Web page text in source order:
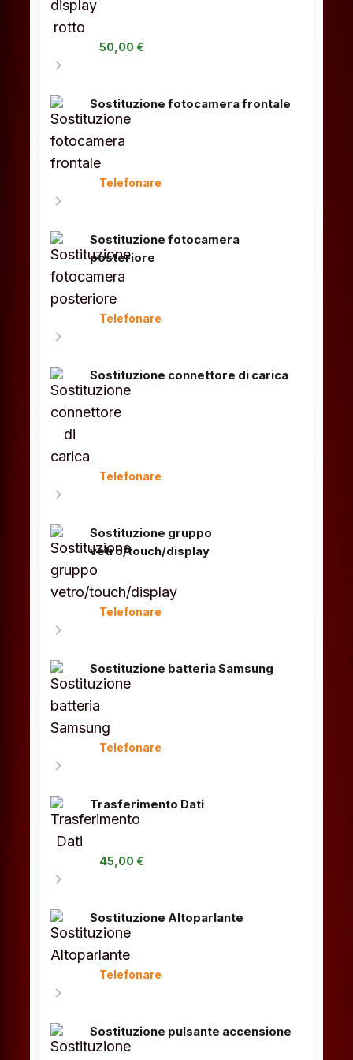
50,00 €
chevron_right
Sostituzione fotocamera frontale
Telefonare
chevron_right
Sostituzione fotocamera
posteriore
Telefonare
chevron_right
Sostituzione connettore di carica
Telefonare
chevron_right
Sostituzione gruppo
vetro/touch/display
Telefonare
chevron_right
Sostituzione batteria Samsung
Telefonare
chevron_right
Trasferimento Dati
45,00 €
chevron_right
Sostituzione Altoparlante
Telefonare
chevron_right
Sostituzione pulsante accensione